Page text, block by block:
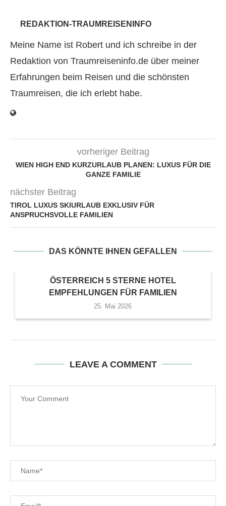
REDAKTION-TRAUMREISENINFO
Meine Name ist Robert und ich schreibe in der
Redaktion von Traumreiseninfo.de über meiner
Erfahrungen beim Reisen und die schönsten
Traumreisen, die ich erlebt habe.
vorheriger Beitrag
WIEN HIGH END KURZURLAUB PLANEN: LUXUS FÜR DIE
GANZE FAMILIE
nächster Beitrag
TIROL LUXUS SKIURLAUB EXKLUSIV FÜR
ANSPRUCHSVOLLE FAMILIEN
DAS KÖNNTE IHNEN GEFALLEN
ÖSTERREICH 5 STERNE HOTEL
EMPFEHLUNGEN FÜR FAMILIEN
25. Mai 2026
LEAVE A COMMENT